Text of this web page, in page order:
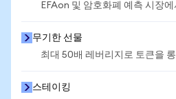
EFAon 및 암호화폐 예측 시장
무기한 선물
최대 50배 레버리지로 토큰을
스테이킹